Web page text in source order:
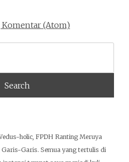
(Atom)
holic, FPDH Ranting Meruya
Garis-Garis. Semua yang tertulis di